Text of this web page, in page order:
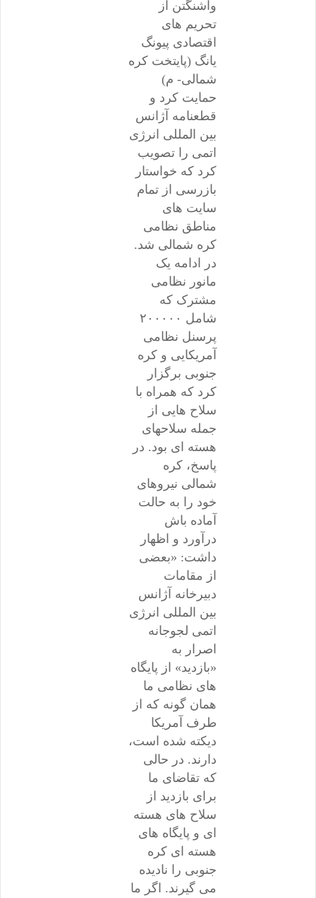
واشنگتن از
تحریم های
اقتصادی پیونگ
یانگ (پایتخت کره
شمالی- م)
حمایت کرد و
قطعنامه آژانس
بین المللی انرژی
اتمی را تصویب
کرد که خواستار
بازرسی از تمام
سایت های
مناطق نظامی
کره شمالی شد.
در ادامه یک
مانور نظامی
مشترک که
شامل ۲۰۰۰۰۰
پرسنل نظامی
آمریکایی و کره
جنوبی برگزار
کرد که همراه با
سلاح هایی از
جمله سلاحهای
هسته ای بود. در
پاسخ، کره
شمالی نیروهای
خود را به حالت
آماده باش
درآورد و اظهار
داشت: «بعضی
از مقامات
دبیرخانه آژانس
بین المللی انرژی
اتمی لجوجانه
اصرار به
«بازدید» از پایگاه
های نظامی ما
همان گونه که از
طرف آمریکا
دیکته شده است،
دارند. در حالی
که تقاضای ما
برای بازدید از
سلاح های هسته
ای و پایگاه های
هسته ای کره
جنوبی را نادیده
می گیرند. اگر ما